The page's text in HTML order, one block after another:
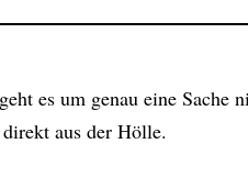
es um genau eine Sache
aus der Hölle.